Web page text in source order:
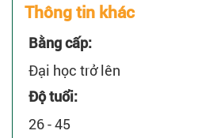
Thông tin khác
Bằng cấp:
Đại học trở lên
Độ tuổi:
26 - 45